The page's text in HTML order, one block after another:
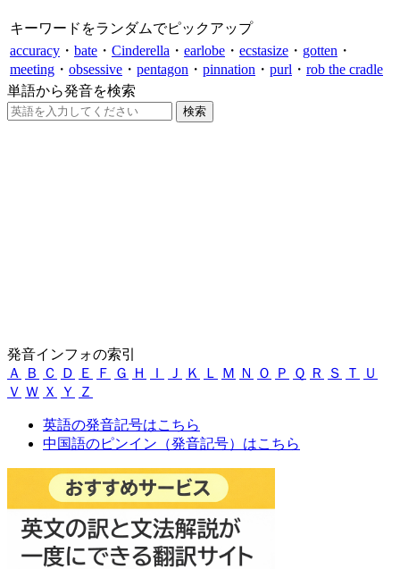
キーワードをランダムでピックアップ
accuracy ・ bate ・ Cinderella ・ earlobe ・ ecstasize ・ gotten ・
meeting ・ obsessive ・ pentagon ・ pinnation ・ purl ・ rob the cradle
単語から発音を検索
発音インフォの索引
Ａ
Ｂ Ｃ Ｄ Ｅ Ｆ Ｇ Ｈ Ｉ Ｊ Ｋ Ｌ Ｍ Ｎ Ｏ Ｐ Ｑ Ｒ Ｓ Ｔ
Ｕ
Ｖ Ｗ Ｘ Ｙ Ｚ
英語の発音記号はこちら
中国語のピンイン（発音記号）はこちら